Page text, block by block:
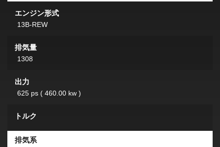
エンジン形式
13B-REW
排気量
1308
出力
625 ps ( 460.00 kw )
トルク
排気系